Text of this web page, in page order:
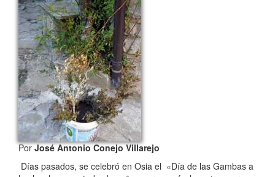
PorJosé Antonio Conejo Villarejo
Días pasados, se celebró en Osia el «Día de las Gambas a